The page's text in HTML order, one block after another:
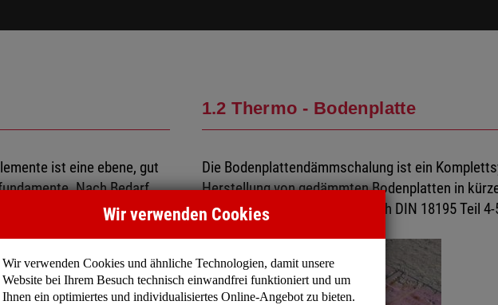
ist eine ebene, gut
Nach Bedarf
Höhendifferenzen)
werden. Dazu müssen
und mit einem
1.2 Thermo - Bodenplatte
Die Bodenplattendämmschalung ist ein
Herstellung von gedämmten Bodenplatten in
Abdichtungdmöglichkeiten nach DIN 18195 Teil 4-
Wir verwenden Cookies
Wir verwenden Cookies und ähnliche Technologien, damit unsere
Website bei Ihrem Besuch technisch einwandfrei funktioniert und um
Ihnen ein optimiertes und individualisiertes Online-Angebot zu bieten.